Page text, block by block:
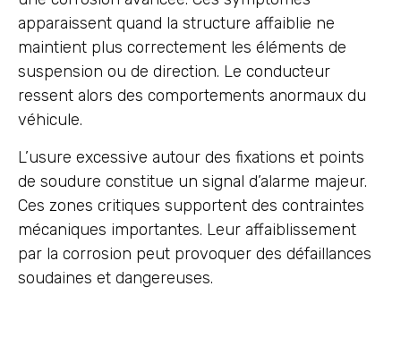
apparaissent quand la structure affaiblie ne
maintient plus correctement les éléments de
suspension ou de direction. Le conducteur
ressent alors des comportements anormaux du
véhicule.
L’usure excessive autour des fixations et points
de soudure constitue un signal d’alarme majeur.
Ces zones critiques supportent des contraintes
mécaniques importantes. Leur affaiblissement
par la corrosion peut provoquer des défaillances
soudaines et dangereuses.